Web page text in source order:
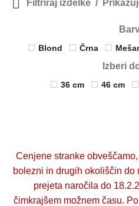
Filtriraj izdelke
Blond Črna
Izberi
36 cm 46 cm
Cenjene stranke
bolezni in drugih okoliščin
prejeta naročila do
čimkrajšem možnem času.